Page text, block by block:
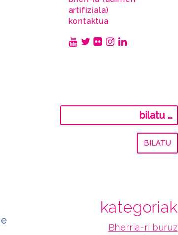
artifiziala)
kontaktua
kategoriak
Bherria-ri buruz